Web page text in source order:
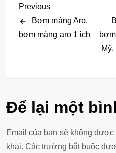
Đ
i
h
ớ
Previous
Post
Previous
Bơm màng Aro,
bơm màng aro 1 ich
Để lại một
Email của bạn sẽ không được
khai. Các trường bắt buộc